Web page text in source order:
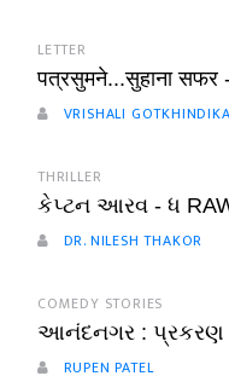
LETTER
पत्रसुमने...सुहाना सफर
VRISHALI
THRILLER
કેપ્ટન આરવ - ધ
DR. NILESH THAKOR
COMEDY STORIES
આનંદનગર : પ્રકરણ
RUPEN PATEL